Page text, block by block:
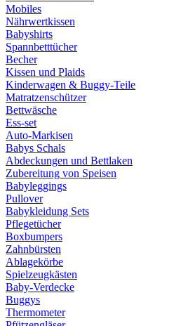
Mobiles
Nährwertkissen
Babyshirts
Spannbetttücher
Becher
Kissen und Plaids
Kinderwagen & Buggy-Teile
Matratzenschützer
Bettwäsche
Ess-set
Auto-Markisen
Babys Schals
Abdeckungen und Bettlaken
Zubereitung von Speisen
Babyleggings
Pullover
Babykleidung Sets
Pflegetücher
Boxbumpers
Zahnbürsten
Ablagekörbe
Spielzeugkästen
Baby-Verdecke
Buggys
Thermometer